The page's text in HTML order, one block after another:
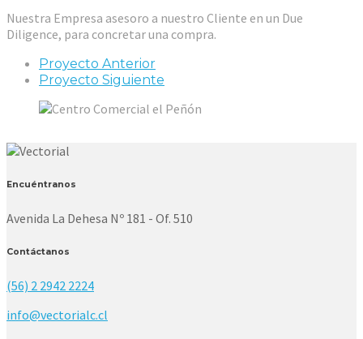
Nuestra Empresa asesoro a nuestro Cliente en un Due
Diligence, para concretar una compra.
Proyecto Anterior
Proyecto Siguiente
Encuéntranos
Avenida La Dehesa Nº 181 - Of. 510
Contáctanos
(56) 2 2942 2224
info@vectorialc.cl